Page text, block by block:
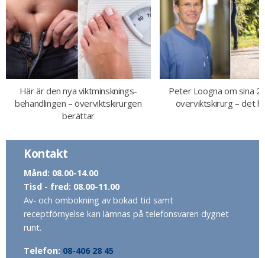
Här är den nya viktminsknings-
behandlingen – överviktskirurgen
berättar
Peter Loogna om sina
överviktskirurg – det
Kontakt
Månd: 08.00-14.00
Tisd - fred: 08.00-11.00
Av- och ombokning av bokad tid samt
receptförnyelse kan lämnas på telefonsvaren dygnet
runt.
Telefon: 08-406 28 45